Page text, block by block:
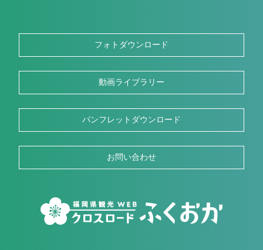
フォトダウンロード
動画ライブラリー
パンフレットダウンロード
お問い合わせ